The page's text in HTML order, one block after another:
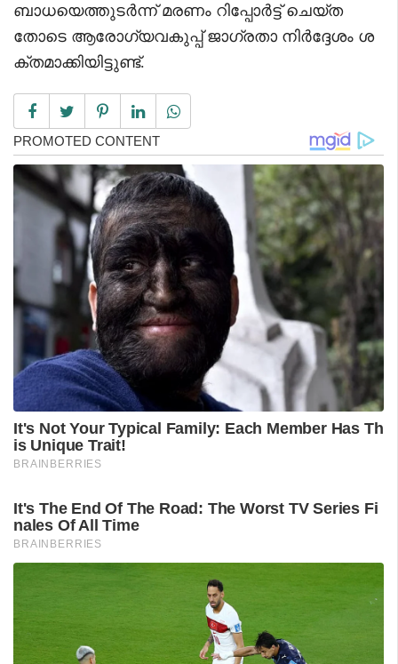
ബാധയെത്തുടർന്ന് മരണം റിപ്പോർട്ട് ചെയ്ത
തോടെ ആരോഗ്യവകുപ്പ് ജാഗ്രതാ നിർദ്ദേശം ശ
ക്തമാക്കിയിട്ടുണ്ട്.